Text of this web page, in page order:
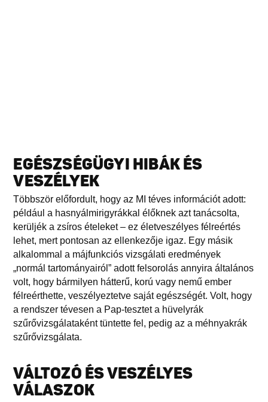
EGÉSZSÉGÜGYI HIBÁK ÉS
VESZÉLYEK
Többször előfordult, hogy az MI téves információt adott:
például a hasnyálmirigyrákkal élőknek azt tanácsolta,
kerüljék a zsíros ételeket – ez életveszélyes félreértés
lehet, mert pontosan az ellenkezője igaz. Egy másik
alkalommal a májfunkciós vizsgálati eredmények
„normál tartományairól” adott felsorolás annyira általános
volt, hogy bármilyen hátterű, korú vagy nemű ember
félreérthette, veszélyeztetve saját egészségét. Volt, hogy
a rendszer tévesen a Pap-tesztet a hüvelyrák
szűrővizsgálataként tüntette fel, pedig az a méhnyakrák
szűrővizsgálata.
VÁLTOZÓ ÉS VESZÉLYES
VÁLASZOK